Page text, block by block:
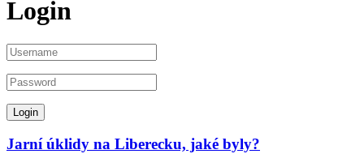
Login
Jarní úklidy na Liberecku, jaké byly?